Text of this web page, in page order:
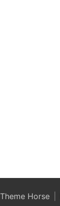
Theme Horse